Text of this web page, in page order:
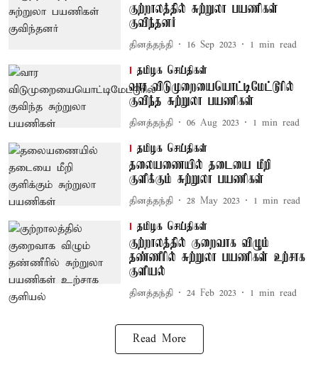
குற்றாலத்தில் சுற்றுலா பயணிகள்
குவிந்தனர்
தினத்தந்தி 16 Sep 2023 1 min read
தமிழக செய்திகள்
வார விடுமுறையையொட்டிமேட்டூரில்
குவிந்த சுற்றுலா பயணிகள்
தினத்தந்தி 06 Aug 2023 1 min read
தமிழக செய்திகள்
தலையணையில் தடையை மீறி
குளிக்கும் சுற்றுலா பயணிகள்
தினத்தந்தி 28 May 2023 1 min read
தமிழக செய்திகள்
குற்றாலத்தில் குறைவாக விழும்
தண்ணீரில் சுற்றுலா பயணிகள் உற்சாக
குளியல்
தினத்தந்தி 24 Feb 2023 1 min read
Read More